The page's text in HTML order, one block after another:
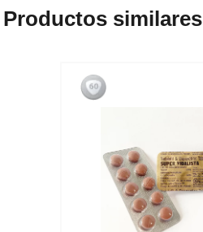
Productos similares